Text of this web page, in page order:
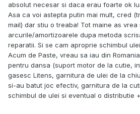
absolut necesar si daca erau foarte ok
Asa ca voi astepta putin mai mult, cred
mail) dar stiu o treaba! Tot maine as
arcurile/amortizoarele dupa metoda
reparatii. Si se cam aproprie schimbul
Acum de Paste, vreau sa iau din
pentru dansa (suport motor de la cutie,
gasesc Litens, garnitura de ulei de la
si-au batut joc efectiv, garnitura de la
schimbul de ulei si eventual o distributie